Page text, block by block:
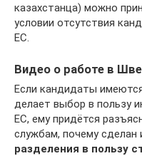
казахстанца) можно
условии отсутствия
ЕС.
Видео о работе в
Если кандидаты
делает выбор в пользу
ЕС, ему придётся
службам, почему сделан
разделения в пользу